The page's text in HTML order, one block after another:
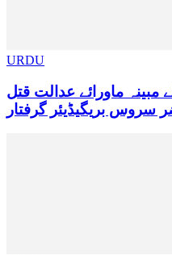
URDU
ماورائے عدالت قتل
سروس بریگیڈیئر گرفتار